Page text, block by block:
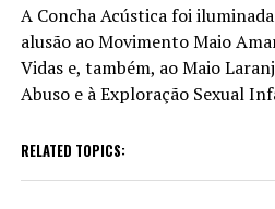
A Concha Acústica foi
alusão ao Movimento Maio
Vidas e, também, ao Maio
Abuso e à Exploração Sexual
RELATED TOPICS: